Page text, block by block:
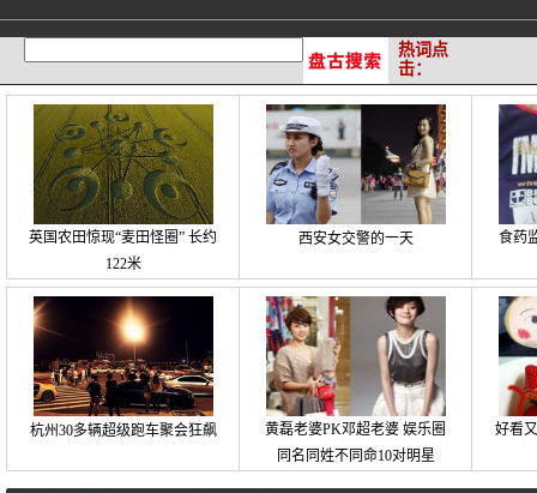
热词点
击：
英国农田惊现“麦田怪圈” 长约
122米
西安女交警的一天 食药
杭州30多辆超级跑车聚会狂飙
黄磊老婆PK邓超老婆 娱乐圈
同名同姓不同命10对明星
好看